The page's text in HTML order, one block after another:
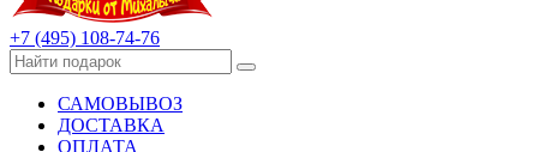
+7 (495) 108-74-76
САМОВЫВОЗ
ДОСТАВКА
ОПЛАТА